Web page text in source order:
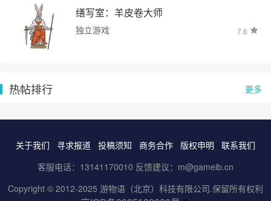
缮写室：羊皮卷大师
独立游戏 7.6
更多
热帖排行
关于我们 寻求报道 投稿须知 商务合作 版权申明
联系我们
客服电话：13141170010 反馈建议：m@gameib.cn
Copyright © 2012-2025 游物语（北京）科技有限公司.保留所有权利